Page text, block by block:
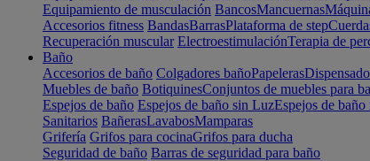
Equipamiento de musculación BancosMancuernas
Accesorios fitness BandasBarrasPlataforma de step
Recuperación muscular ElectroestimulaciónTerapia de
Baño
Accesorios de baño Colgadores bañoPapeleras
Muebles de baño BotiquinesConjuntos de muebles para
Espejos de baño Espejos de baño sin LuzEspejos de
Sanitarios BañerasLavabosMamparas
Grifería Grifos para cocinaGrifos para ducha
Seguridad de baño Barras de seguridad para baño